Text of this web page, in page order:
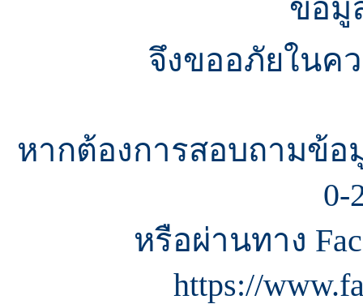
ข้อมู
จึงขออภัยในค
หากต้องการสอบถามข้อ
0-
หรือผ่านทาง
https://